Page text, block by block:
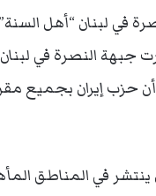
في لبنان “أهل
النصرة في
حزب إيران بجميع
في المناطق